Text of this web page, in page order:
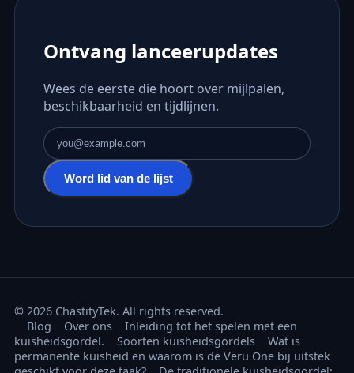
Ontvang lanceerupdates
Wees de eerste die hoort over mijlpalen,
beschikbaarheid en tijdlijnen.
E-mailadres
Word lid van de lijst
© 2026 ChastityTek. All rights reserved.
Blog
Over ons
Inleiding tot het spelen met een
kuisheidsgordel.
Soorten kuisheidsgordels
Wat is
permanente kuisheid en waarom is de Veru One bij uitstek